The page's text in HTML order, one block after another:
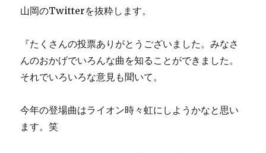
山岡のTwitterを抜粋します。
『たくさんの投票ありがとうございました。みなさ
んのおかげでいろんな曲を知ることができました。
それでいろいろな意見も聞いて。
今年の登場曲はライオン時々虹にしようかなと思い
ます。笑